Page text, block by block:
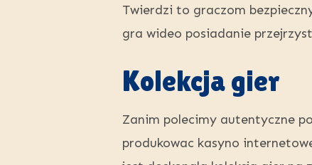
Twierdzi to graczom
gra wideo posiadanie
Kolekcja gier
Zanim polecimy autentyczne
produkowac kasyno